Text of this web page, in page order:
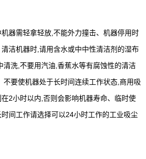
需轻拿轻放,不能外力撞击、机器停用时
洁机器时,请用含水或中中性清洁剂的湿布
清洗,不要用汽油,香蕉水等有腐蚀性的清洁
不要使机器处于长时间连续工作状态,商用吸
2小时以内,否则会影响机器寿命、临时使
间工作请选择可以24小时工作的工业吸尘